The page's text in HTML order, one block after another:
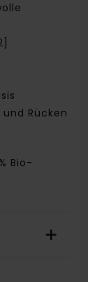
Rücken
Bio-